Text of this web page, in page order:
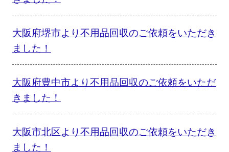
大阪府堺市より不用品回収のご依頼をいただき
ました！
大阪府豊中市より不用品回収のご依頼をいただ
きました！
大阪市北区より不用品回収のご依頼をいただき
ました！